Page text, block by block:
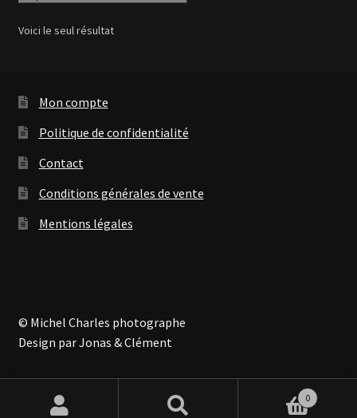
Voici le seul résultat
Mon compte
Politique de confidentialité
Contact
Conditions générales de vente
Mentions légales
© Michel Charles photographe
Design par Jonas & Clément
0